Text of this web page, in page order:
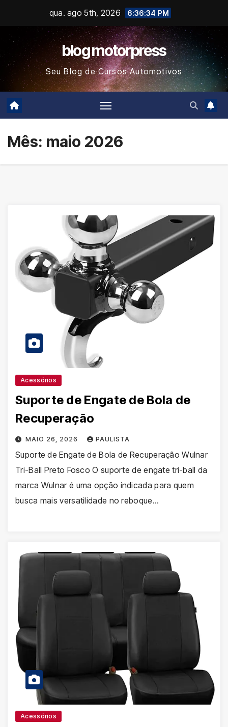
content
qua. ago 5th, 2026 6:36:35 PM
blog motorpress
Seu Blog de Cursos Automotivos
Mês: maio 2026
Acessórios
Suporte de Engate de Bola de
Recuperação
MAIO 26, 2026 PAULISTA
Suporte de Engate de Bola de Recuperação Wulnar
Tri-Ball Preto Fosco O suporte de engate tri-ball da
marca Wulnar é uma opção indicada para quem
busca mais versatilidade no reboque…
Acessórios